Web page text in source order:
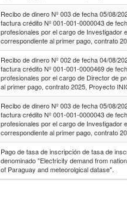
Recibo de dinero Nº 003 de fecha 05/08/
factura crédito Nº 001-001-0000043 de
profesionales por el cargo de Investigador
correspondiente al primer pago, contrato
Recibo de dinero Nº 002 de fecha 04/08/
factura crédito Nº 001-001-0000469 de
profesionales por el cargo de Director de
al primer pago, contrato 2025, Proyecto
Recibo de dinero Nº 003 de fecha 05/08/
factura crédito Nº 001-001-0000043 de
profesionales por el cargo de Investigador
correspondiente al primer pago, contrato
Pago de tasa de inscripción de tasa de
denominado "Electricity demand from
of Paraguay and meteorolgical datase".